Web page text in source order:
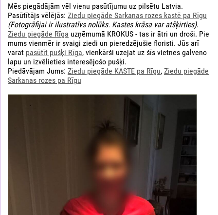
pasūtījumu?
Mēs piegādājām vēl vienu pasūtījumu uz pilsētu Latvia.
Pasūtītājs vēlējās: Ziedu piegāde Sarkanas rozes kastē pa Rīgu
(Fotogrāfijai ir ilustratīvs nolūks. Kastes krāsa var atšķirties).
Ziedu piegāde Rīga uzņēmumā KROKUS - tas ir ātri un droši. Pie
mums vienmēr ir svaigi ziedi un pieredzējušie floristi. Jūs arī
varat pasūtīt pušķi Rīga, vienkārši uzejat uz šīs vietnes galveno
lapu un izvēlieties interesējošo pušķi.
Piedāvājam Jums: Ziedu piegāde KASTE pa Rīgu, Ziedu piegāde
Sarkanas rozes pa Rīgu